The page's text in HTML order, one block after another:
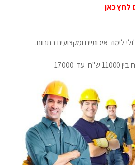
לחץ כאן
לימוד איכותיים ומקצועים בתחום.
17000